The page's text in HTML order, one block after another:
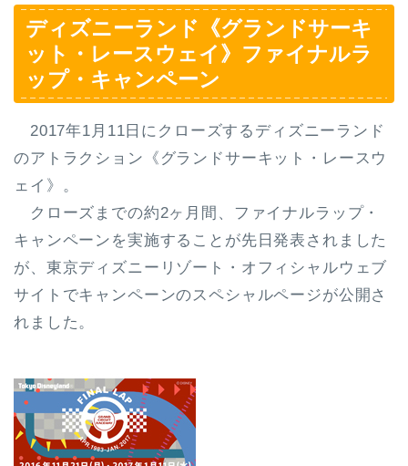
ディズニーランド《グランドサーキ
ット・レースウェイ》ファイナルラ
ップ・キャンペーン
2017年1月11日にクローズするディズニーランド
のアトラクション 《グランドサーキット・レースウ
ェイ》 。
クローズまでの約2ヶ月間、ファイナルラップ・
キャンペーンを実施することが先日発表されました
が、東京ディズニーリゾート・オフィシャルウェブ
サイトでキャンペーンのスペシャルページが公開さ
れました。